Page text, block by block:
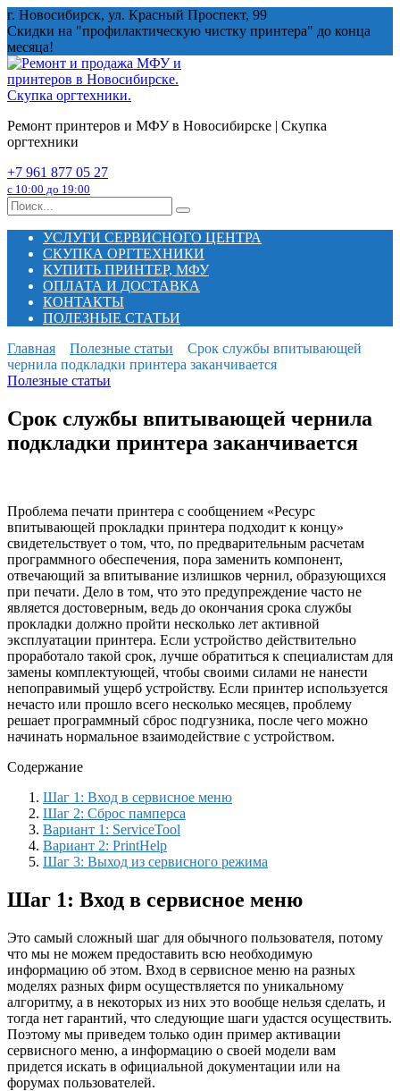
Перейти
к
содержанию
г. Новосибирск, ул. Красный Проспект, 99
Скидки на "профилактическую чистку принтера" до конца
месяца!
Ремонт принтеров и МФУ в Новосибирске | Скупка
оргтехники
+7 961 877 05 27
с 10:00 до 19:00
Search
for:
УСЛУГИ СЕРВИСНОГО ЦЕНТРА
СКУПКА ОРГТЕХНИКИ
КУПИТЬ ПРИНТЕР, МФУ
ОПЛАТА И ДОСТАВКА
КОНТАКТЫ
ПОЛЕЗНЫЕ СТАТЬИ
Главная
Полезные статьи
Срок службы впитывающей
чернила подкладки принтера заканчивается
Полезные статьи
Срок службы впитывающей чернила
подкладки принтера заканчивается
Проблема печати принтера с сообщением «Ресурс
впитывающей прокладки принтера подходит к концу»
свидетельствует о том, что, по предварительным расчетам
программного обеспечения, пора заменить компонент,
отвечающий за впитывание излишков чернил, образующихся
при печати. Дело в том, что это предупреждение часто не
является достоверным, ведь до окончания срока службы
прокладки должно пройти несколько лет активной
эксплуатации принтера. Если устройство действительно
проработало такой срок, лучше обратиться к специалистам для
замены комплектующей, чтобы своими силами не нанести
непоправимый ущерб устройству. Если принтер используется
нечасто или прошло всего несколько месяцев, проблему
решает программный сброс подгузника, после чего можно
начинать нормальное взаимодействие с устройством.
Содержание
Шаг 1: Вход в сервисное меню
Шаг 2: Сброс памперса
Вариант 1: ServiceTool
Вариант 2: PrintHelp
Шаг 3: Выход из сервисного режима
Шаг 1: Вход в сервисное меню
Это самый сложный шаг для обычного пользователя, потому
что мы не можем предоставить всю необходимую
информацию об этом. Вход в сервисное меню на разных
моделях разных фирм осуществляется по уникальному
алгоритму, а в некоторых из них это вообще нельзя сделать, и
тогда нет гарантий, что следующие шаги удастся осуществить.
Поэтому мы приведем только один пример активации
сервисного меню, а информацию о своей модели вам
придется искать в официальной документации или на
форумах пользователей.